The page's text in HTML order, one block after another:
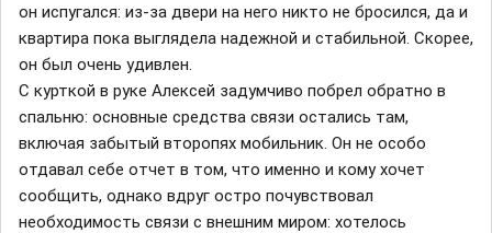
он испугался: из-за двери на него никто не бросился, да и
квартира пока выглядела надежной и стабильной. Скорее,
он был очень удивлен.
С курткой в руке Алексей задумчиво побрел обратно в
спальню: основные средства связи остались там,
включая забытый второпях мобильник. Он не особо
отдавал себе отчет в том, что именно и кому хочет
сообщить, однако вдруг остро почувствовал
необходимость связи с внешним миром: хотелось